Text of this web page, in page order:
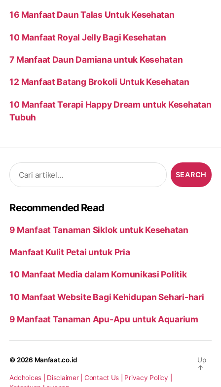
16 Manfaat Daun Talas Untuk Kesehatan
10 Manfaat Royal Jelly Bagi Kesehatan
7 Manfaat Daun Damiana untuk Kesehatan
12 Manfaat Batang Brokoli Untuk Kesehatan
10 Manfaat Terapi Happy Dream untuk Kesehatan
Tubuh
Search
for:
Recommended Read
9 Manfaat Tanaman Siklok untuk Kesehatan
Manfaat Kulit Petai untuk Pria
10 Manfaat Media dalam Komunikasi Politik
10 Manfaat Website Bagi Kehidupan Sehari-hari
9 Manfaat Tanaman Apu-Apu untuk Aquarium
© 2026 Manfaat.co.id
Adchoices | Disclaimer | Contact Us | Privacy Policy |
Up
↑